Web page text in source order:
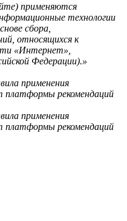
применяются
технологии
сбора,
относящихся к
«Интернет»,
Федерации).»
применения
платформы рекомендаций
применения
платформы рекомендаций